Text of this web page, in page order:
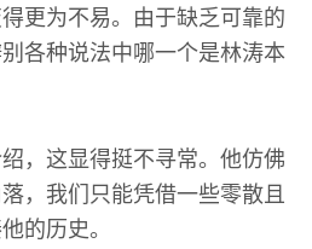
更为不易。由于缺乏可靠的
各种说法中哪一个是林涛本
，这显得挺不寻常。他仿佛
，我们只能凭借一些零散且
的历史。